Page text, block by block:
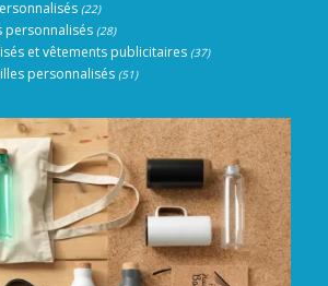
(22)
personnalisés (28)
et vêtements publicitaires (37)
personnalisés (51)